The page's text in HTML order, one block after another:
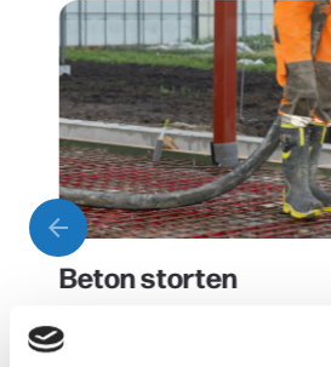
Beton storten
Op zoek naar een
arrow_backVorige